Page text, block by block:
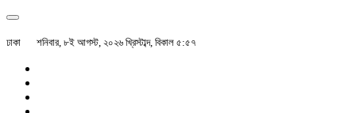
ঢাকা শনিবার, ৮ই আগস্ট, ২০২৬ খ্রিস্টাব্দ, বিকাল ৫:৫৭